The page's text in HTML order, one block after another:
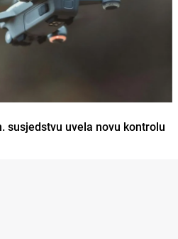
susjedstvu uvela novu kontrolu